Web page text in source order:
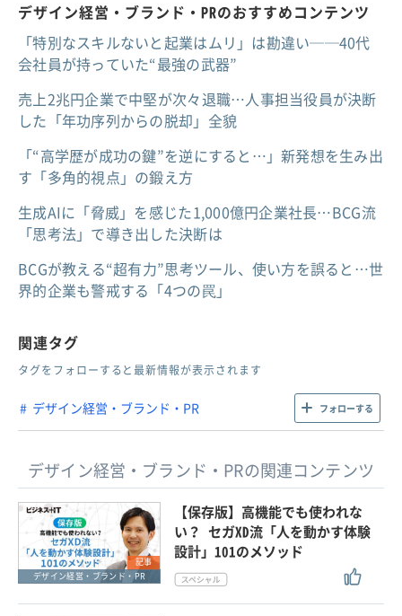
デザイン経営・ブランド・PRのおすすめコンテンツ
「特別なスキルないと起業はムリ」は勘違い──40代
会社員が持っていた“最強の武器”
売上2兆円企業で中堅が次々退職…人事担当役員が決断
した「年功序列からの脱却」全貌
「“高学歴が成功の鍵”を逆にすると…」新発想を生み出
す「多角的視点」の鍛え方
生成AIに「脅威」を感じた1,000億円企業社長…BCG流
「思考法」で導き出した決断は
BCGが教える“超有力”思考ツール、使い方を誤ると…世
界的企業も警戒する「4つの罠」
関連タグ
タグをフォローすると最新情報が表示されます
デザイン経営・ブランド・PR フォローする
デザイン経営・ブランド・PRの関連コンテンツ
記事
デザイン経営・ブランド・PR
【保存版】高機能でも使われな
い？ セガXD流「人を動かす体験
設計」101のメソッド